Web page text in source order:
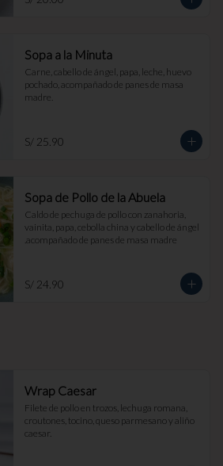
Sopa a la Minuta
Carne, cabello de ángel, papa, leche, huevo
pochado, acompañado de panes de masa
madre.
S/ 25.90
Sopa de Pollo de la Abuela
Caldo de pechuga de pollo con zanahoria,
vainita, papa, cebolla china y cabello de ángel
.acompañado de panes de masa madre
S/ 24.90
Wrap Caesar
Filete de pollo en trozos, lechuga romana,
croutones, tocino, queso parmesano y aliño
caesar.